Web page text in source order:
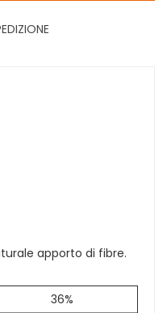
apporto di fibre.
36%